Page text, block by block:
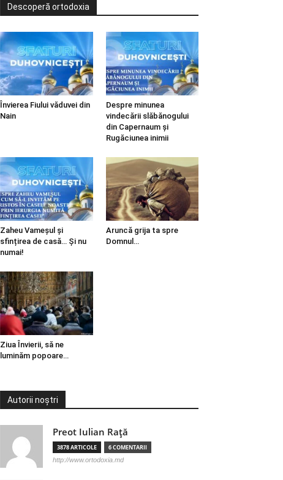
Descoperă ortodoxia
Învierea Fiului văduvei din
Nain
Despre minunea
vindecării slăbănogului
din Capernaum și
Rugăciunea inimii
Zaheu Vameșul și
sfințirea de casă… Și nu
numai!
Aruncă grija ta spre
Domnul…
Ziua Învierii, să ne
luminăm popoare…
Autorii noștri
Preot Iulian Raţă
3878 ARTICOLE 6 COMENTARII
http://www.ortodoxia.md